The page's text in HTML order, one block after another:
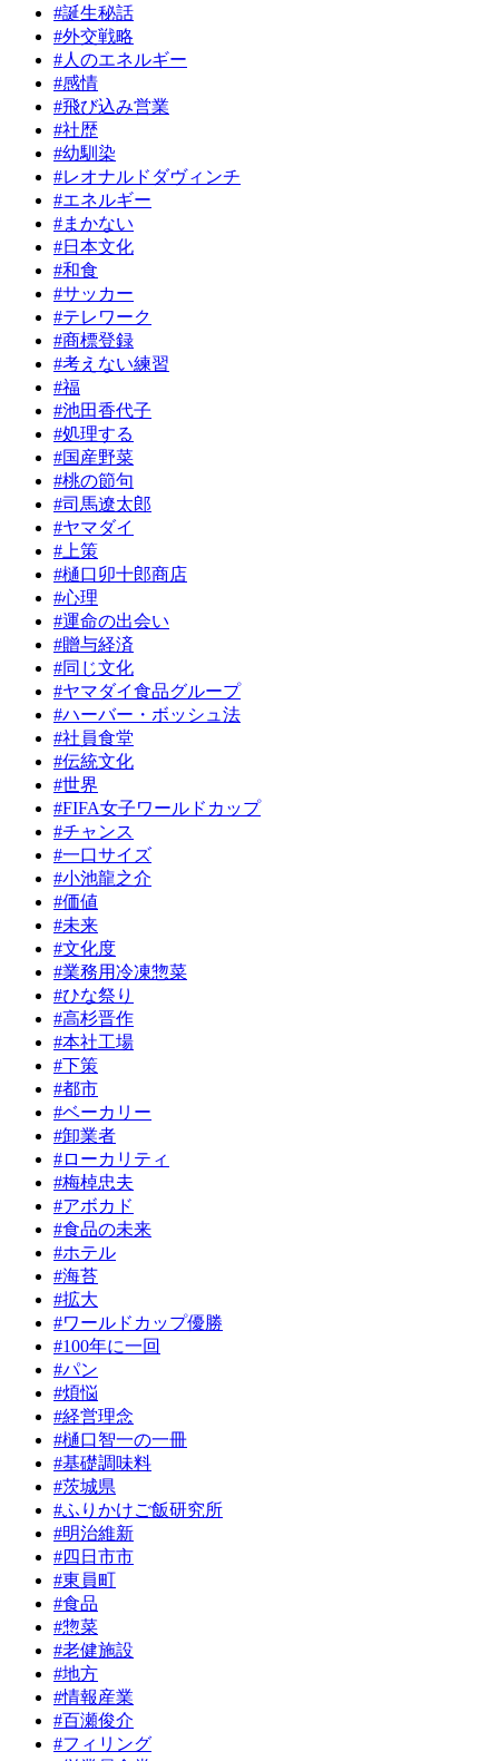
#誕生秘話
#外交戦略
#人のエネルギー
#感情
#飛び込み営業
#社歴
#幼馴染
#レオナルドダヴィンチ
#エネルギー
#まかない
#日本文化
#和食
#サッカー
#テレワーク
#商標登録
#考えない練習
#福
#池田香代子
#処理する
#国産野菜
#桃の節句
#司馬遼太郎
#ヤマダイ
#上策
#樋口卯十郎商店
#心理
#運命の出会い
#贈与経済
#同じ文化
#ヤマダイ食品グループ
#ハーバー・ボッシュ法
#社員食堂
#伝統文化
#世界
#FIFA女子ワールドカップ
#チャンス
#一口サイズ
#小池龍之介
#価値
#未来
#文化度
#業務用冷凍惣菜
#ひな祭り
#高杉晋作
#本社工場
#下策
#都市
#ベーカリー
#卸業者
#ローカリティ
#梅棹忠夫
#アボカド
#食品の未来
#ホテル
#海苔
#拡大
#ワールドカップ優勝
#100年に一回
#パン
#煩悩
#経営理念
#樋口智一の一冊
#基礎調味料
#茨城県
#ふりかけご飯研究所
#明治維新
#四日市市
#東員町
#食品
#惣菜
#老健施設
#地方
#情報産業
#百瀬俊介
#フィリング